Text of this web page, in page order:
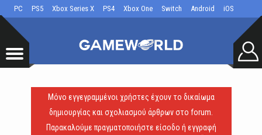
PC PS5 Xbox Series X PS4 Xbox One Switch Android iOS
Μόνο εγγεγραμμένοι χρήστες έχουν το δικαίωμα
δημιουργίας και σχολιασμού άρθρων στο forum.
Παρακαλούμε πραγματοποιήστε είσοδο ή εγγραφή